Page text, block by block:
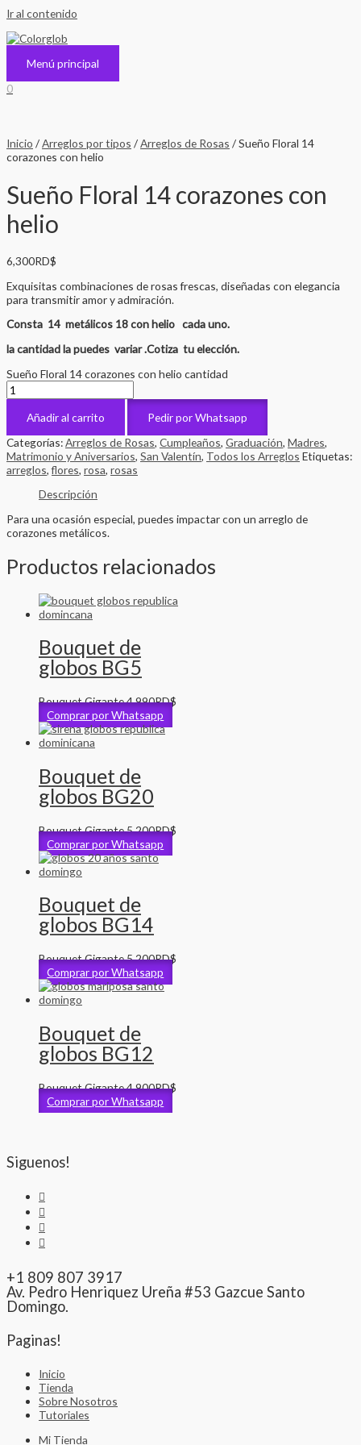
Ir al contenido
Menú principal
0
Inicio /Arreglos por tipos /Arreglos de Rosas / Sueño Floral 14
corazones con helio
Sueño Floral 14 corazones con
helio
6,300RD$
Exquisitas combinaciones de rosas frescas, diseñadas con elegancia
para transmitir amor y admiración.
Consta 14 metálicos 18 con helio cada uno.
la cantidad la puedes variar .Cotiza tu elección.
Sueño Floral 14 corazones con helio cantidad
Añadir al carrito
Pedir por Whatsapp
Categorías:Arreglos de Rosas, Cumpleaños, Graduación, Madres,
Matrimonio y Aniversarios, San Valentín, Todos los Arreglos Etiquetas:
arreglos,flores, rosa, rosas
Descripción
Para una ocasión especial, puedes impactar con un arreglo de
corazones metálicos.
Productos relacionados
Bouquet de
globos BG5
Bouquet Gigante4,990RD$
Comprar por Whatsapp
Bouquet de
globos BG20
Bouquet Gigante5,200RD$
Comprar por Whatsapp
Bouquet de
globos BG14
Bouquet Gigante5,200RD$
Comprar por Whatsapp
Bouquet de
globos BG12
Bouquet Gigante4,900RD$
Comprar por Whatsapp
Siguenos!
+1 809 807 3917
Av. Pedro Henriquez Ureña #53 Gazcue Santo
Domingo.
Paginas!
Inicio
Tienda
Sobre Nosotros
Tutoriales
Mi Tienda